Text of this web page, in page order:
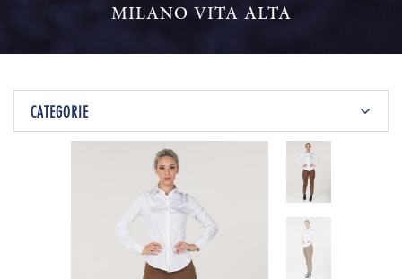
MILANO VITA ALTA
CATEGORIE